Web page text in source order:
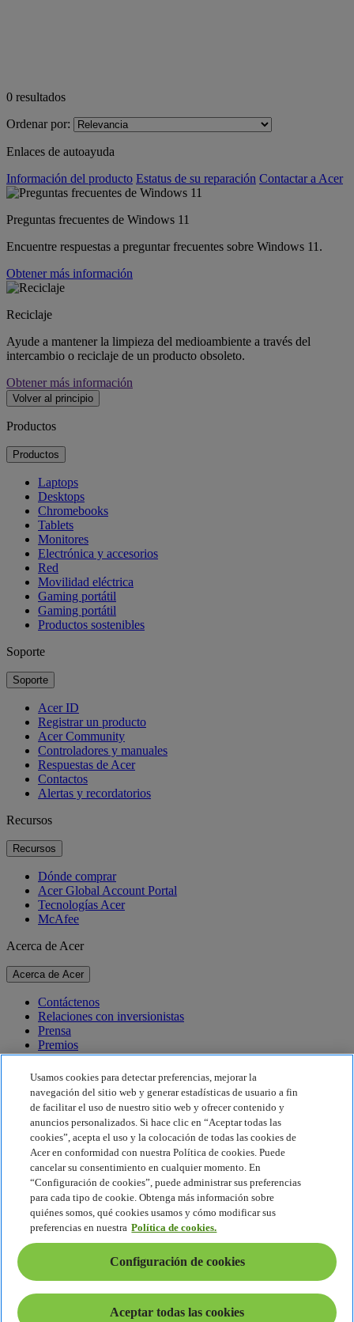
0 resultados
Ordenar por:
Enlaces de autoayuda
Información del producto Estatus de su reparación Contactar a Acer
Preguntas frecuentes de Windows 11
Encuentre respuestas a preguntar frecuentes sobre Windows 11.
Obtener más información
Reciclaje
Ayude a mantener la limpieza del medioambiente a través del
intercambio o reciclaje de un producto obsoleto.
Obtener más información
Volver al principio
Productos
Productos
Laptops
Desktops
Chromebooks
Tablets
Monitores
Electrónica y accesorios
Red
Movilidad eléctrica
Gaming portátil
Gaming portátil
Productos sostenibles
Soporte
Soporte
Acer ID
Registrar un producto
Acer Community
Controladores y manuales
Respuestas de Acer
Contactos
Alertas y recordatorios
Recursos
Recursos
Dónde comprar
Acer Global Account Portal
Tecnologías Acer
McAfee
Acerca de Acer
Acerca de Acer
Contáctenos
Relaciones con inversionistas
Prensa
Premios
Eventos
Sostenibilidad
Sostenibilidad
Responsabilidad social corporativa
Huella de carbono del producto
Proyecto Humanity
Earthion
Política de privacidad
Política de cookies
Aviso legal
Información legal adicional
Política de accesibilidad
Configuración de cookies
América Latina - Español
Usamos cookies para detectar preferencias, mejorar la
navegación del sitio web y generar estadísticas de usuario a fin
de facilitar el uso de nuestro sitio web y ofrecer contenido y
anuncios personalizados. Si hace clic en “Aceptar todas las
cookies”, acepta el uso y la colocación de todas las cookies de
Acer en conformidad con nuestra Política de cookies. Puede
cancelar su consentimiento en cualquier momento. En
“Configuración de cookies”, puede administrar sus preferencias
para cada tipo de cookie. Obtenga más información sobre
quiénes somos, qué cookies usamos y cómo modificar sus
preferencias en nuestra Política de cookies.
Configuración de cookies
Aceptar todas las cookies